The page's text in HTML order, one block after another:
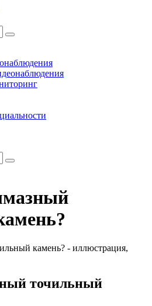
точильный